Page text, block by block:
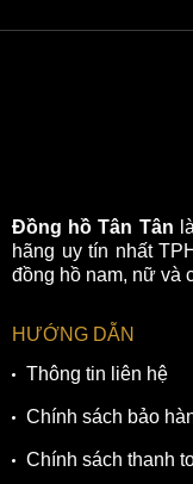
Đồng hồ Tân Tân
hãng uy tín nhất
đồng hồ nam, nữ và
HƯỚNG DẪN
Thông tin liên hệ
Chính sách bảo
Chính sách thanh